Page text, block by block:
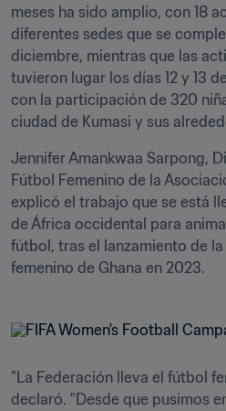
meses ha sido amplio, con 18
diferentes sedes que se
diciembre, mientras que las
tuvieron lugar los días 12 y 13
con la participación de 320
ciudad de Kumasi y sus
Jennifer Amankwaa Sarpong,
Fútbol Femenino de la
explicó el trabajo que se está
de África occidental para
fútbol, tras el lanzamiento de
femenino de Ghana en 2023.
"La Federación lleva el fútbol
declaró. "Desde que pusimos